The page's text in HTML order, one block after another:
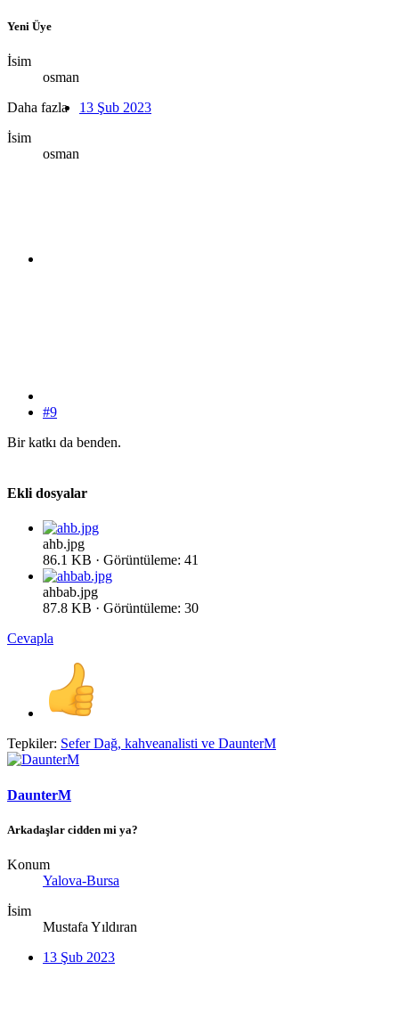
Yeni Üye
İsim
osman
Daha fazla
İsim
osman
13 Şub 2023
#9
Bir katkı da benden.
Ekli dosyalar
ahb.jpg
86.1 KB · Görüntüleme: 41
ahbab.jpg
87.8 KB · Görüntüleme: 30
Cevapla
Tepkiler: Sefer Dağ, kahveanalisti ve DaunterM
DaunterM
Arkadaşlar cidden mi ya?
Konum
Yalova-Bursa
İsim
Mustafa Yıldıran
13 Şub 2023